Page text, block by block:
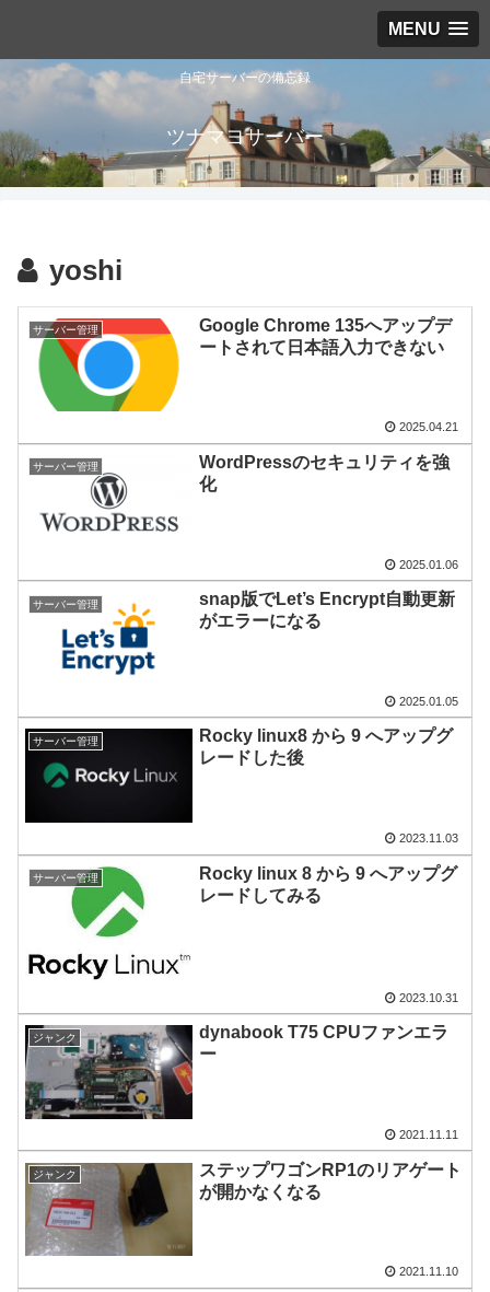
MENU
自宅サーバーの備忘録
ツナマヨサーバー
yoshi
サーバー管理
Google Chrome 135へアップデ
ートされて日本語入力できない
2025.04.21
サーバー管理
WordPressのセキュリティを強
化
2025.01.06
サーバー管理
snap版でLet’s Encrypt自動更新
がエラーになる
2025.01.05
サーバー管理
Rocky linux8 から 9 へアップグ
レードした後
2023.11.03
サーバー管理
Rocky linux 8 から 9 へアップグ
レードしてみる
2023.10.31
ジャンク
dynabook T75 CPUファンエラ
ー
2021.11.11
ジャンク
ステップワゴンRP1のリアゲート
が開かなくなる
2021.11.10